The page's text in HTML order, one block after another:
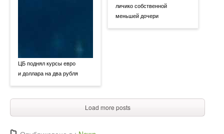
ЦБ поднял курсы евро
и доллара на два рубля
личико собственной
меньшей дочери
Load more posts